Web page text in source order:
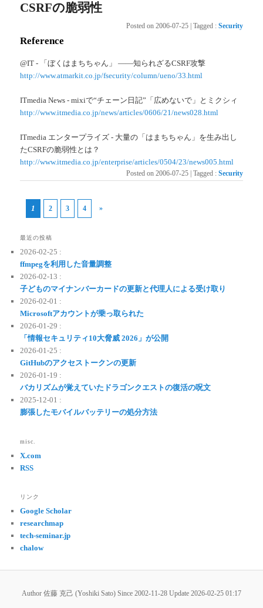
CSRFの脆弱性
Posted on 2006-07-25 Tagged : Security
Reference
@IT - 「ぼくはまちちゃん」 ——知られざるCSRF攻撃
http://www.atmarkit.co.jp/fsecurity/column/ueno/33.html
ITmedia News - mixiで“チェーン日記”「広めないで」とミクシィ
http://www.itmedia.co.jp/news/articles/0606/21/news028.html
ITmedia エンタープライズ - 大量の「はまちちゃん」を生み出し
たCSRFの脆弱性とは？
http://www.itmedia.co.jp/enterprise/articles/0504/23/news005.html
Posted on 2006-07-25 Tagged : Security
1 2 3 4 »
最近の投稿
2026-02-25 :
ffmpegを利用した音量調整
2026-02-13 :
子どものマイナンバーカードの更新と代理人による受け取り
2026-02-01 :
Microsoftアカウントが乗っ取られた
2026-01-29 :
「情報セキュリティ10大脅威 2026」が公開
2026-01-25 :
GitHubのアクセストークンの更新
2026-01-19 :
バカリズムが覚えていたドラゴンクエストの復活の呪文
2025-12-01 :
膨張したモバイルバッテリーの処分方法
misc.
X.com
RSS
リンク
Google Scholar
researchmap
tech-seminar.jp
chalow
Author 佐藤 克己 (Yoshiki Sato) Since 2002-11-28 Update 2026-02-25 01:17